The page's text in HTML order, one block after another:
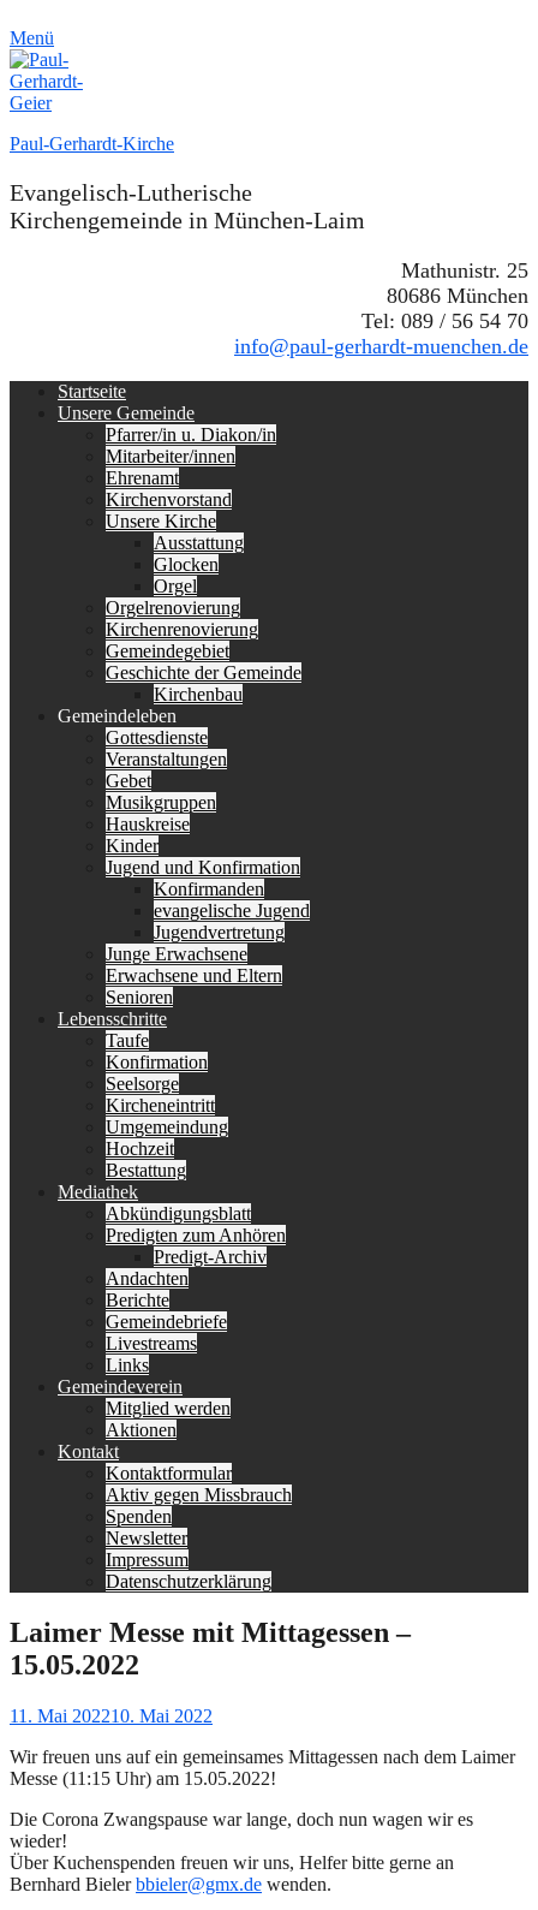
Menü
Paul-Gerhardt-Kirche
Evangelisch-Lutherische
Kirchengemeinde in München-Laim
Mathunistr. 25
80686 München
Tel: 089 / 56 54 70
info@paul-gerhardt-muenchen.de
Erstes
Menü
Startseite
Unsere Gemeinde
Pfarrer/in u. Diakon/in
Mitarbeiter/innen
Ehrenamt
Kirchenvorstand
Unsere Kirche
Ausstattung
Glocken
Orgel
Orgelrenovierung
Kirchenrenovierung
Gemeindegebiet
Geschichte der Gemeinde
Kirchenbau
Gemeindeleben
Gottesdienste
Veranstaltungen
Gebet
Musikgruppen
Hauskreise
Kinder
Jugend und Konfirmation
Konfirmanden
evangelische Jugend
Jugendvertretung
Junge Erwachsene
Erwachsene und Eltern
Senioren
Lebensschritte
Taufe
Konfirmation
Seelsorge
Kircheneintritt
Umgemeindung
Hochzeit
Bestattung
Mediathek
Abkündigungsblatt
Predigten zum Anhören
Predigt-Archiv
Andachten
Berichte
Gemeindebriefe
Livestreams
Links
Gemeindeverein
Mitglied werden
Aktionen
Kontakt
Kontaktformular
Aktiv gegen Missbrauch
Spenden
Newsletter
Impressum
Datenschutzerklärung
Laimer Messe mit Mittagessen –
15.05.2022
Gepostet
11. Mai 202210. Mai 2022
Wir freuen uns auf ein gemeinsames Mittagessen nach dem Laimer
Messe (11:15 Uhr) am 15.05.2022!
Die Corona Zwangspause war lange, doch nun wagen wir es
wieder!
Über Kuchenspenden freuen wir uns, Helfer bitte gerne an
Bernhard Bielerbbieler@gmx.de wenden.